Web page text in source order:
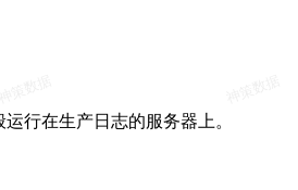
行在生产日志的服务器上。